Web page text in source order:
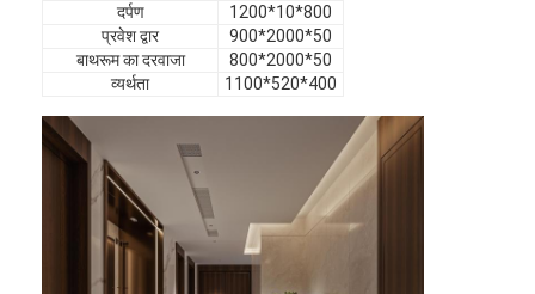
अक्सर पूछे जाने वाले प्रश्न
होटल का फर्नीचर
विला फर्नीचर
दर्पण
1200*10*800
प्रवेश द्वार
900*2000*50
बाथरूम का दरवाजा
800*2000*50
व्यर्थता
1100*520*400